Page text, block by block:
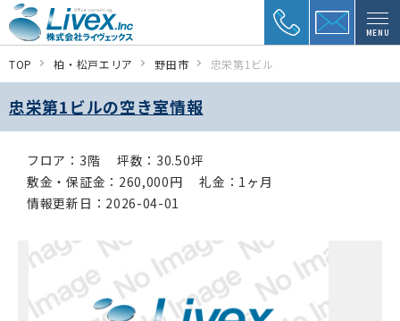
MENU
TOP 柏・松戸エリア 野田市 忠栄第1ビル
忠栄第1ビルの空き室情報
フロア：3階
坪数：30.50坪
敷金・保証金：260,000円
礼金：1ヶ月
情報更新日：2026-04-01